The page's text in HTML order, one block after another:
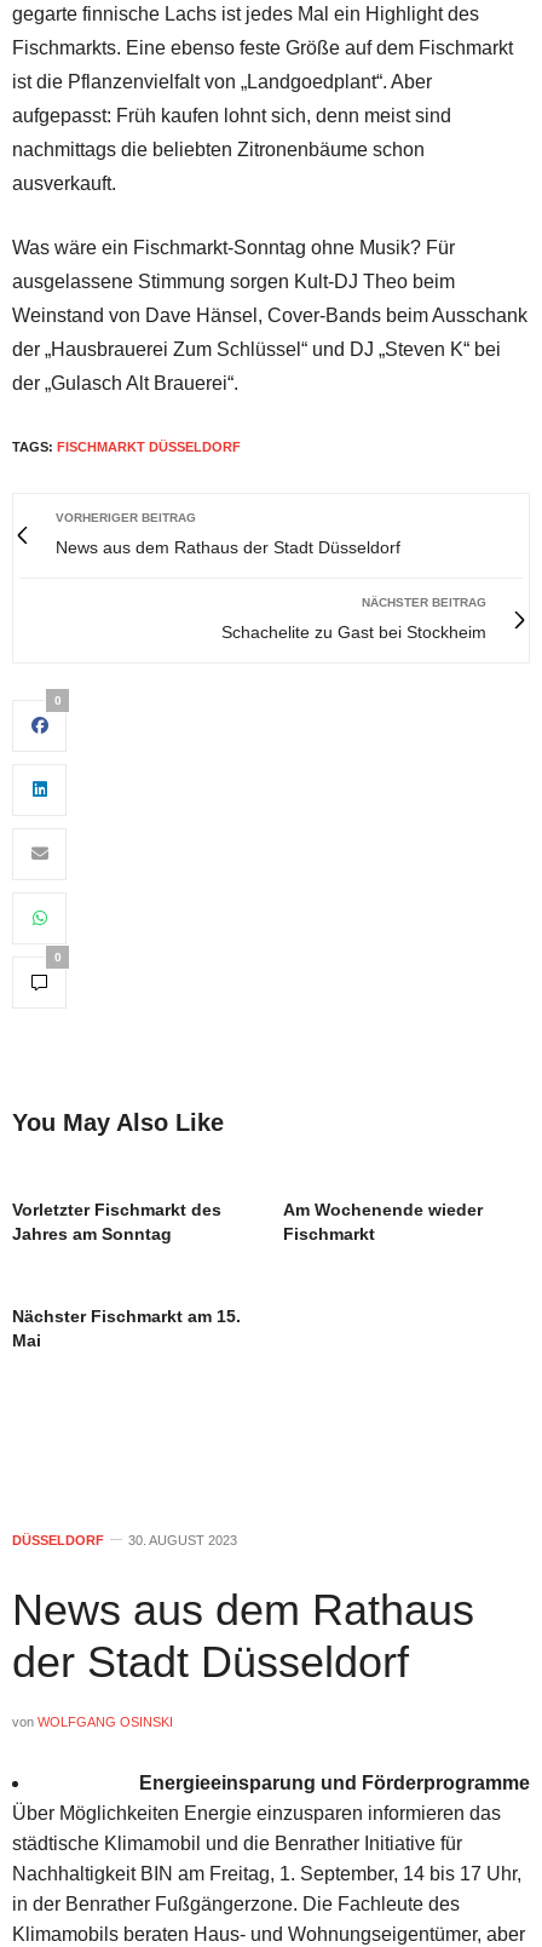
gegarte finnische Lachs ist jedes Mal ein Highlight des
Fischmarkts. Eine ebenso feste Größe auf dem Fischmarkt
ist die Pflanzenvielfalt von „Landgoedplant“. Aber
aufgepasst: Früh kaufen lohnt sich, denn meist sind
nachmittags die beliebten Zitronenbäume schon
ausverkauft.
Was wäre ein Fischmarkt-Sonntag ohne Musik? Für
ausgelassene Stimmung sorgen Kult-DJ Theo beim
Weinstand von Dave Hänsel, Cover-Bands beim Ausschank
der „Hausbrauerei Zum Schlüssel“ und DJ „Steven K“ bei
der „Gulasch Alt Brauerei“.
TAGS: FISCHMARKT DÜSSELDORF
VORHERIGER BEITRAG
News aus dem Rathaus der Stadt Düsseldorf
NÄCHSTER BEITRAG
Schachelite zu Gast bei Stockheim
0
0
You May Also Like
Vorletzter Fischmarkt des
Jahres am Sonntag
Am Wochenende wieder
Fischmarkt
Nächster Fischmarkt am 15.
Mai
DÜSSELDORF 30. AUGUST 2023
News aus dem Rathaus
der Stadt Düsseldorf
von WOLFGANG OSINSKI
Energieeinsparung und Förderprogramme
Über Möglichkeiten Energie einzusparen informieren das
städtische Klimamobil und die Benrather Initiative für
Nachhaltigkeit BIN am Freitag, 1. September, 14 bis 17 Uhr,
in der Benrather Fußgängerzone. Die Fachleute des
Klimamobils beraten Haus- und Wohnungseigentümer, aber